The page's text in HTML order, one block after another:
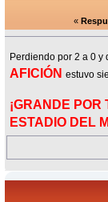
«
Perdiendo por 2 a 0 y
AFICIÓN estuvo
¡GRANDE POR
ESTADIO DEL